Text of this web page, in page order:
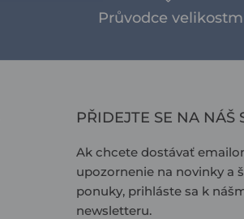
Průvodce
PŘIDEJTE SE NA NÁŠ
Ak chcete dostávať
upozornenie na novinky a
ponuky, prihláste sa k
newsletteru.